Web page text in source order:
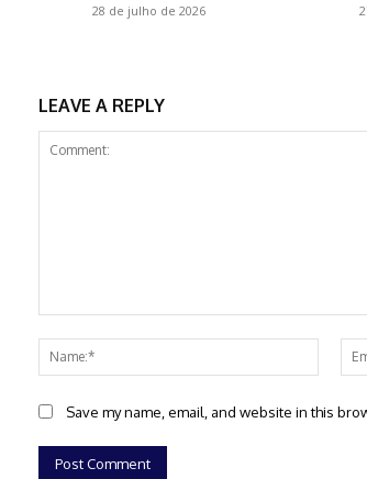
28 de julho de 2026
LEAVE A REPLY
Name:*
Save my name, email, and website in this